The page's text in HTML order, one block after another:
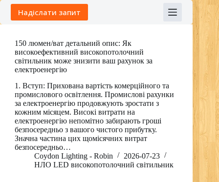
Skip
content
Надіслати запит
150 люмен/ват детальний опис: Як
високоефективний високопотолочний
світильник може знизити ваш рахунок за
електроенергію
1. Вступ: Прихована вартість комерційного та
промислового освітлення. Промислові рахунки
за електроенергію продовжують зростати з
кожним місяцем. Високі витрати на
електроенергію непомітно забирають гроші
безпосередньо з вашого чистого прибутку.
Значна частина цих щомісячних витрат
безпосередньо…
Coydon Lighting - Robin
2026-07-23
НЛО LED високопотолочний світильник